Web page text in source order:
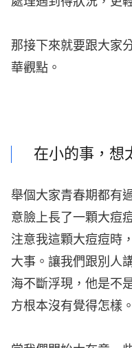
那接下來就要跟大家
華觀點。
在小的事，想
舉個大家青春期都有
意臉上長了一顆大痘
注意我這顆大痘痘時
大事。讓我們跟別人
海不斷浮現，他是不
方根本沒有覺得怎樣。